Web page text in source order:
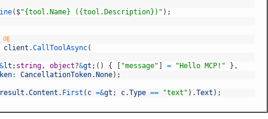
( $"{tool.Name} ({tool.Description})" ) ;
client .CallToolAsync(
&lt ; string , object?&gt ; ( ) { [ "message" ] = "Hello MCP!" } ,
: CancellationToken.None) ;
result .Content . First ( c =&gt ; c.Type == "text" ) .Text ) ;